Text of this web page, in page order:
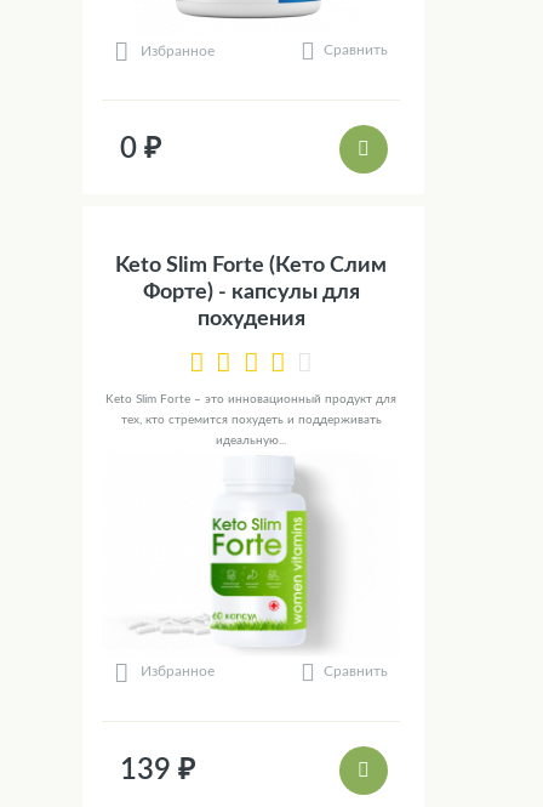
Избранное Сравнить
0 ₽
Keto Slim Forte (Кето Слим
Форте) - капсулы для
похудения
Keto Slim Forte – это инновационный продукт для
тех, кто стремится похудеть и поддерживать
идеальную...
Избранное Сравнить
139 ₽